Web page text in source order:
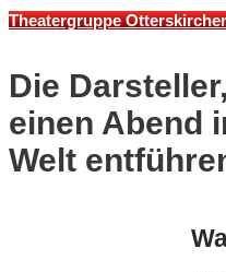
Theatergruppe
Die
einen Abend
Welt